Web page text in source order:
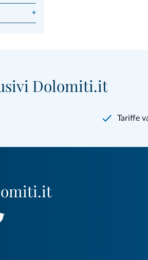
+
Dolomiti.it
Tariffe